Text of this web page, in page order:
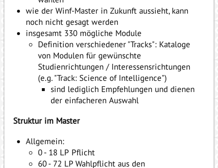
wie der Winf-Master in Zukunft aussieht, kann
noch nicht gesagt werden
insgesamt 330 mögliche Module
Definition verschiedener "Tracks": Kataloge
von Modulen für gewünschte
Studienrichtungen / Interessensrichtungen
(e.g. "Track: Science of Intelligence")
sind lediglich Empfehlungen und dienen
der einfacheren Auswahl
Struktur im Master
Allgemein:
0 - 18 LP Pflicht
60 - 72 LP Wahlpflicht aus den